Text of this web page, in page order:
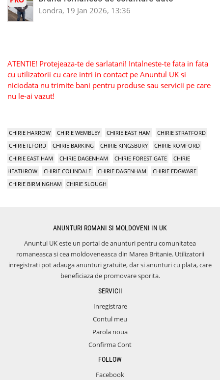
Londra, 19 Jan 2026, 13:36
ATENTIE! Protejeaza-te de sarlatani! Intalneste-te fata in fata
cu utilizatorii cu care intri in contact pe Anuntul UK si
niciodata nu trimite bani pentru produse sau servicii pe care
nu le-ai vazut!
CHIRIE HARROW CHIRIE WEMBLEY CHIRIE EAST HAM
CHIRIE STRATFORD
CHIRIE ILFORD
CHIRIE BARKING CHIRIE KINGSBURY
CHIRIE ROMFORD
CHIRIE EAST HAM
CHIRIE DAGENHAM CHIRIE FOREST GATE
CHIRIE
HEATHROW
CHIRIE COLINDALE CHIRIE DAGENHAM
CHIRIE EDGWARE
CHIRIE BIRMINGHAM
CHIRIE SLOUGH
ANUNTURI ROMANI SI MOLDOVENI IN UK
Anuntul UK este un portal de anunturi pentru comunitatea
romaneasca si cea moldoveneasca din Marea Britanie. Utilizatorii
inregistrati pot adauga anunturi gratuite, dar si anunturi cu plata, care
beneficiaza de promovare sporita.
SERVICII
Inregistrare
Contul meu
Parola noua
Confirma Cont
FOLLOW
Facebook